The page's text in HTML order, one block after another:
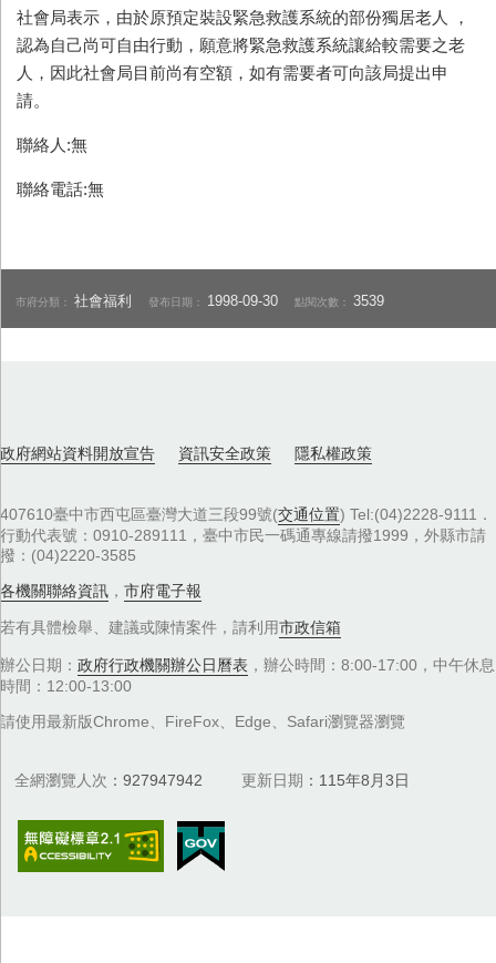
社會局表示，由於原預定裝設緊急救護系統的部份獨居老人 ，
認為自己尚可自由行動，願意將緊急救護系統讓給較需要之老
人，因此社會局目前尚有空額，如有需要者可向該局提出申
請。
聯絡人:無
聯絡電話:無
市府分類：社會福利 發布日期： 1998-09-30 點閱次數：3539
政府網站資料開放宣告 資訊安全政策 隱私權政策
407610臺中市西屯區臺灣大道三段99號(交通位置) Tel:(04)2228-9111．
行動代表號：0910-289111，臺中市民一碼通專線請撥1999，外縣市請
撥：(04)2220-3585
各機關聯絡資訊 ， 市府電子報
若有具體檢舉、建議或陳情案件，請利用市政信箱
辦公日期： 政府行政機關辦公日曆表 ，辦公時間：8:00-17:00，中午休息
時間：12:00-13:00
請使用最新版Chrome、FireFox、Edge、Safari瀏覽器瀏覽
全網瀏覽人次 927947942 更新日期 115年8月3日